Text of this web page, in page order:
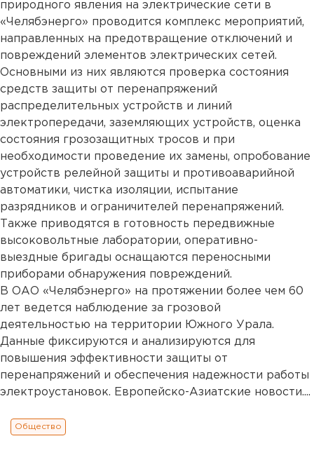
природного явления на электрические сети в
«Челябэнерго» проводится комплекс мероприятий,
направленных на предотвращение отключений и
повреждений элементов электрических сетей.
Основными из них являются проверка состояния
средств защиты от перенапряжений
распределительных устройств и линий
электропередачи, заземляющих устройств, оценка
состояния грозозащитных тросов и при
необходимости проведение их замены, опробование
устройств релейной защиты и противоаварийной
автоматики, чистка изоляции, испытание
разрядников и ограничителей перенапряжений.
Также приводятся в готовность передвижные
высоковольтные лаборатории, оперативно-
выездные бригады оснащаются переносными
приборами обнаружения повреждений.
В ОАО «Челябэнерго» на протяжении более чем 60
лет ведется наблюдение за грозовой
деятельностью на территории Южного Урала.
Данные фиксируются и анализируются для
повышения эффективности защиты от
перенапряжений и обеспечения надежности работы
электроустановок. Европейско-Азиатские новости....
Общество